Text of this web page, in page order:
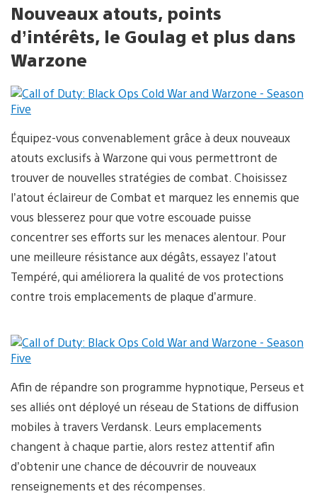
Nouveaux atouts, points
d’intérêts, le Goulag et plus dans
Warzone
Équipez-vous convenablement grâce à deux nouveaux
atouts exclusifs à Warzone qui vous permettront de
trouver de nouvelles stratégies de combat. Choisissez
l’atout éclaireur de Combat et marquez les ennemis que
vous blesserez pour que votre escouade puisse
concentrer ses efforts sur les menaces alentour. Pour
une meilleure résistance aux dégâts, essayez l’atout
Tempéré, qui améliorera la qualité de vos protections
contre trois emplacements de plaque d’armure.
Afin de répandre son programme hypnotique, Perseus et
ses alliés ont déployé un réseau de Stations de diffusion
mobiles à travers Verdansk. Leurs emplacements
changent à chaque partie, alors restez attentif afin
d’obtenir une chance de découvrir de nouveaux
renseignements et des récompenses.